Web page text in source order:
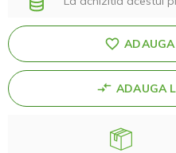
ADAUGA